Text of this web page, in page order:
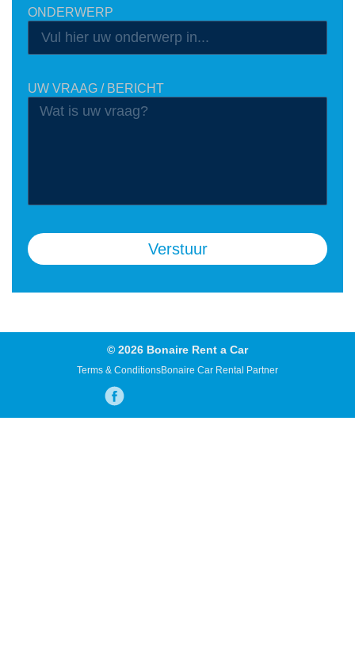
ONDERWERP
UW VRAAG / BERICHT
Verstuur
© 2026 Bonaire Rent a Car
Terms & ConditionsBonaire Car Rental Partner